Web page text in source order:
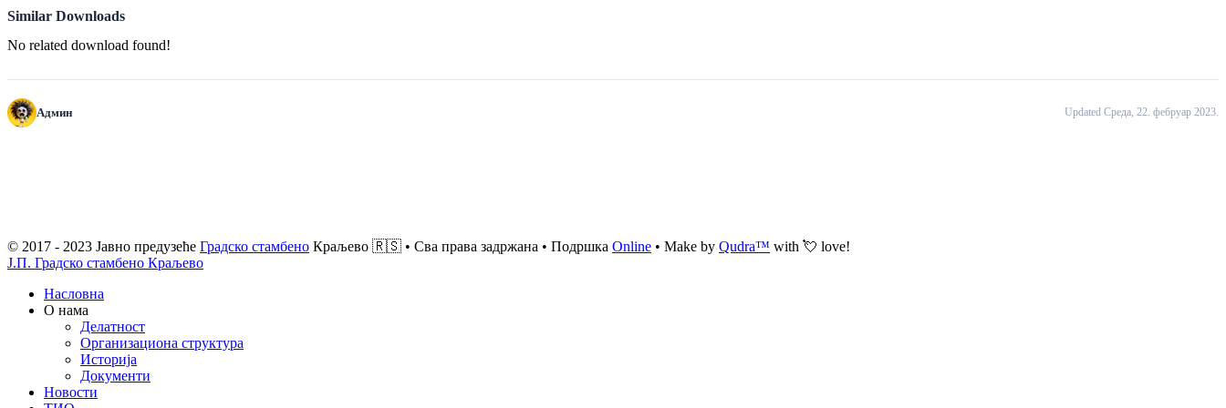
Similar Downloads
No related download found!
Админ Updated Cреда, 22. фебруар 2023.
© 2017 - 2023 Јавно предузеће Градско стамбено Краљево 🇷🇸 • Сва права задржана • Подршка Online • Make by Qudra™ with 💘 love!
Ј.П. Градско стамбено Краљево
Насловна
О нама
Делатност
Организациона структура
Историја
Документи
Новости